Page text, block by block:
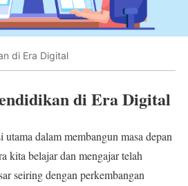
di Era Digital
di Era Digital
dalam membangun masa depan
kita belajar dan mengajar telah
seiring dengan perkembangan